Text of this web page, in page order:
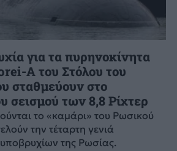
για τα πυρηνοκίνητα
A του Στόλου του
σταθμεύουν στο
σεισμού των 8,8 Ρίχτερ
το «καμάρι» του Ρωσικού
την τέταρτη γενιά
της Ρωσίας.